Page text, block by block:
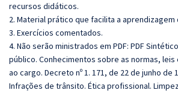
recursos didáticos.
2. Material prático que facilita a aprendizagem
3. Exercícios comentados.
4. Não serão ministrados em PDF: PDF
público. Conhecimentos sobre as normas,
ao cargo. Decreto nº 1. 171, de 22 de junho de
Infrações de trânsito. Ética profissional.